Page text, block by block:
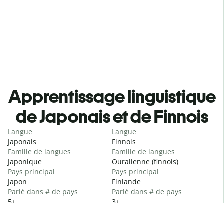
Apprentissage linguistique
de Japonais et de Finnois
Langue
Japonais
Famille de langues
Japonique
Pays principal
Japon
Parlé dans # de pays
Langue
Finnois
Famille de langues
Ouralienne (finnois)
Pays principal
Finlande
Parlé dans # de pays